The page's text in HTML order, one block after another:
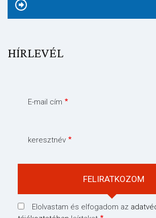
HÍRLEVÉL
E-mail cím
keresztnév
Elolvastam és elfogadom az